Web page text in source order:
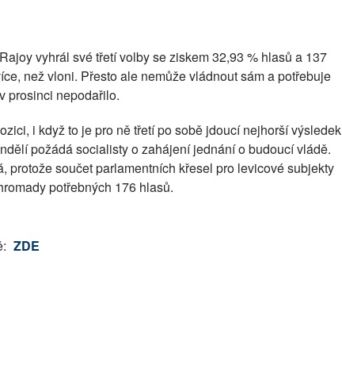
vyhrál své třetí volby se ziskem 32,93 % hlasů a 137
než vloni. Přesto ale nemůže vládnout sám a potřebuje
prosinci nepodařilo.
i když to je pro ně třetí po sobě jdoucí nejhorší výsledek
požádá socialisty o zahájení jednání o budoucí vládě.
protože součet parlamentních křesel pro levicové subjekty
potřebných 176 hlasů.
ZDE